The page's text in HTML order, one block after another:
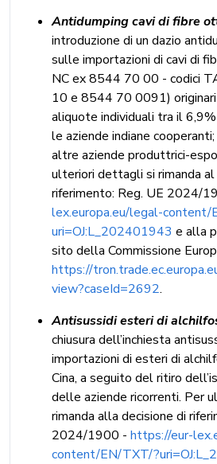
Antidumping cavi di fibre
introduzione di un dazio
sulle importazioni di cavi di
NC ex 8544 70 00 - codici
10 e 8544 70 0091)
aliquote individuali tra il
le aziende indiane
altre aziende produttrici-
ulteriori dettagli si rimanda
riferimento: Reg. UE 2024/
lex.europa.eu/legal-
uri=OJ:L_202401943 e alla
sito della Commissione
https://
view?caseId=2692.
Antisussidi esteri di
chiusura dell’inchiesta
importazioni di esteri di
Cina, a seguito del ritiro
delle aziende ricorrenti. Per
rimanda alla decisione di
2024/1900 - https://eur-
content/EN/TXT/